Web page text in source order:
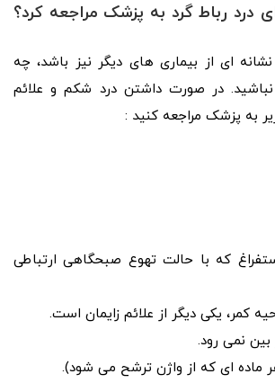
درد رباط گرد به پزشک مراجعه کرد؟
ای از بیماری های دیگر نیز باشد، چه
نباشید. در صورت داشتن درد شکم و علائم
به پزشک مراجعه کنید :
که با حالت تهوع صبحگاهی ارتباطی
کمر، یکی دیگر از علائم زایمان است.
نمی رود.
ماده ای که از واژن ترشح می شود).